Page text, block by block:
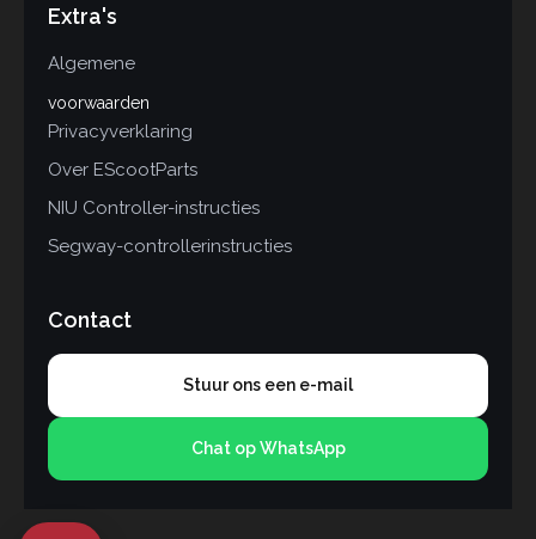
Extra's
Algemene
voorwaarden
Privacyverklaring
Over EScootParts
NIU Controller-instructies
Segway-controllerinstructies
Contact
Stuur ons een e-mail
Chat op WhatsApp